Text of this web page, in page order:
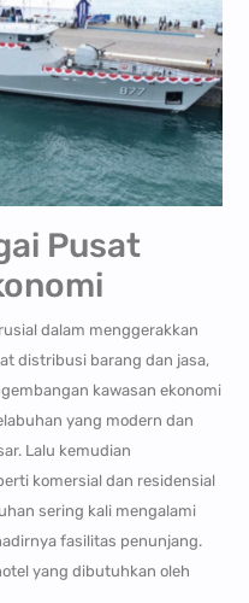
Pusat
dalam menggerakkan
distribusi barang dan jasa,
kawasan ekonomi
yang modern dan
Lalu kemudian
komersial dan residensial
sering kali mengalami
fasilitas penunjang.
yang dibutuhkan oleh